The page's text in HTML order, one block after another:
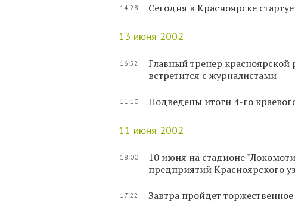
14:28 Сегодня в Красноярске
13 июня 2002
16:52
Главный тренер
встретится с журналистами
11:10 Подведены итоги 4-го
11 июня 2002
18:00
10 июня на стадионе
предприятий Красноярского
17:22 Завтра пройдет